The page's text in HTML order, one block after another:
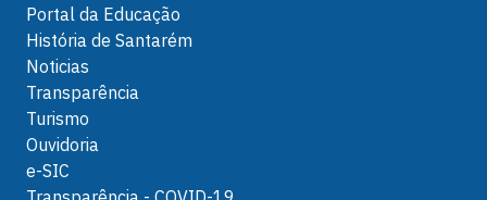
Portal da Educação
História de Santarém
Noticias
Transparência
Turismo
Ouvidoria
e-SIC